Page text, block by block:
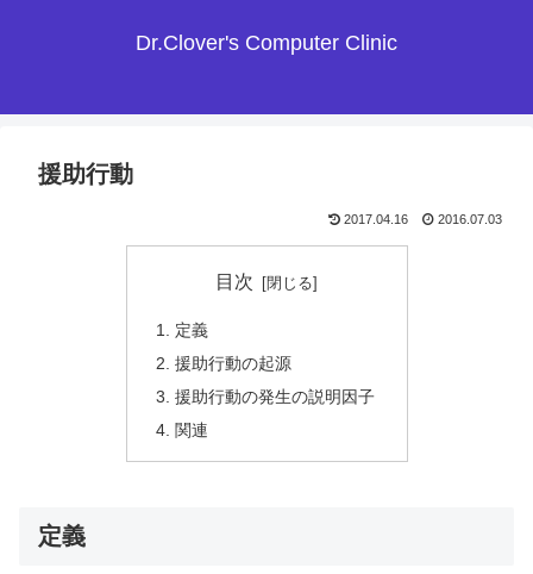
Dr.Clover's Computer Clinic
援助行動
2017.04.16 2016.07.03
目次
定義
援助行動の起源
援助行動の発生の説明因子
関連
定義